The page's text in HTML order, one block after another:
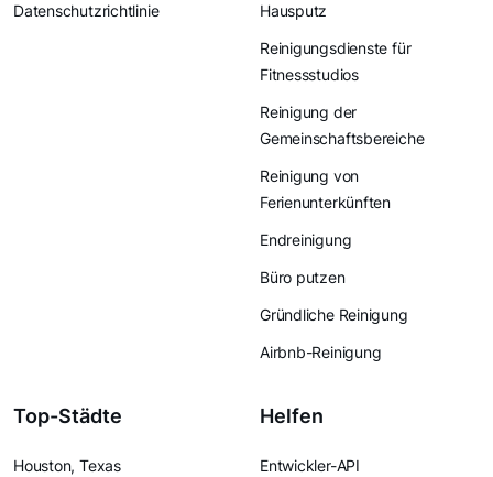
Datenschutzrichtlinie
Hausputz
Reinigungsdienste für
Fitnessstudios
Reinigung der
Gemeinschaftsbereiche
Reinigung von
Ferienunterkünften
Endreinigung
Büro putzen
Gründliche Reinigung
Airbnb-Reinigung
Top-Städte
Houston, Texas
Helfen
Entwickler-API